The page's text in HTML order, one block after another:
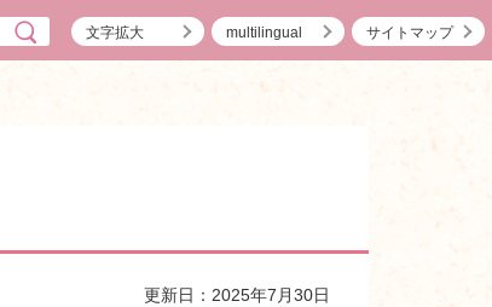
文字拡大 multilingual サイトマップ
更新日：2025年7月30日